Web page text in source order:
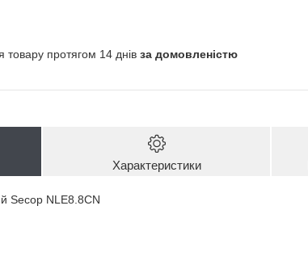
товару протягом 14 днів за домовленістю
Характеристики
Secop NLE8.8CN